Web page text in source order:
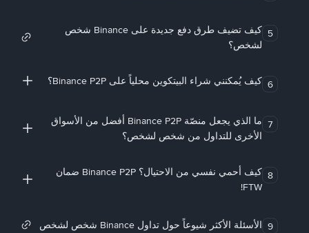
5
كيف تضيف طرق دفع جديدة على Binance شخص
لشخص؟
6 كيف يُمكنني شراء البيتكوين محلياً على Binance P2P؟
7
ما الذي يجعل منصّة Binance P2P أفضل من الأسواق
الأخرى للتداول من شخص لشخص؟
8
كيف أحمي نفسي من الاحتيال؟ Binance P2P ضمان
FTW!
9 الأسئلة الأكثر شيوعاً حول تداول Binance شخص لشخص